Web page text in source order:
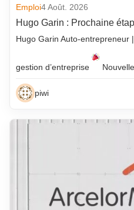
Emploi4 Août. 2026
Hugo Garin : Prochaine
Hugo Garin Auto-entrepreneur
gestion d’entreprise
piwi